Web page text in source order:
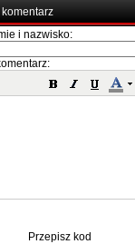
komentarz
i nazwisko:
Przepisz kod